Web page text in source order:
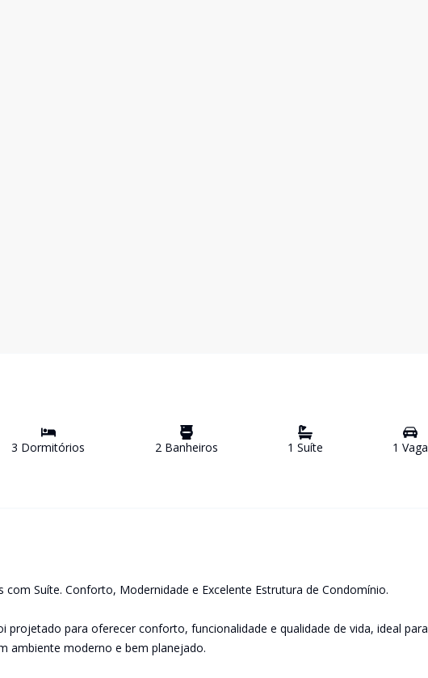
3 Dormitórios 2Banheiros 1 Suíte 1 Vaga
Suíte. Conforto, Modernidade e Excelente Estrutura de Condomínio.
projetado para oferecer conforto, funcionalidade e qualidade de vida, ideal para
ambiente moderno e bem planejado.